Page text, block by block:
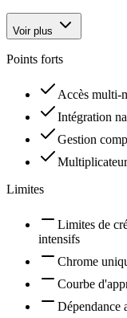
Voir plus
Points forts
Accès multi-
Intégration
Gestion
Limites
Limites de
intensifs
Chrome
Courbe
Dépendance